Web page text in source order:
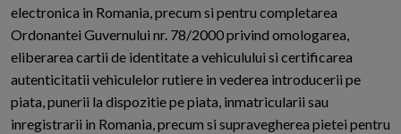
electronica in Romania, precum si pentru completarea
Ordonantei Guvernului nr. 78/2000 privind omologarea,
eliberarea cartii de identitate a vehiculului si certificarea
autenticitatii vehiculelor rutiere in vederea introducerii pe
piata, punerii la dispozitie pe piata, inmatricularii sau
inregistrarii in Romania, precum si supravegherea pietei pentru